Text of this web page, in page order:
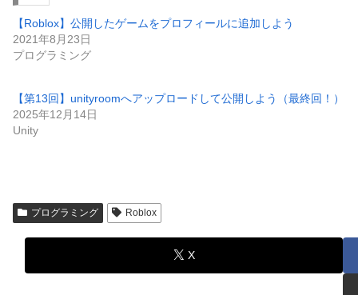
【Roblox】公開したゲームをプロフィールに追加しよう
2021年8月23日
プログラミング
【第13回】unityroomへアップロードして公開しよう（最終回！）
2025年12月14日
Unity
プログラミング Roblox
X